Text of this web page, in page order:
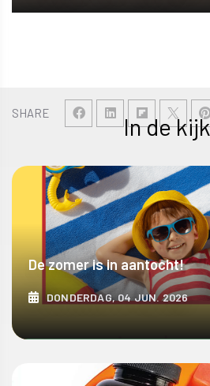
SHARE In de
De zomer is in aantocht!
DONDERDAG, 04 JUN. 2026
ONTDEK